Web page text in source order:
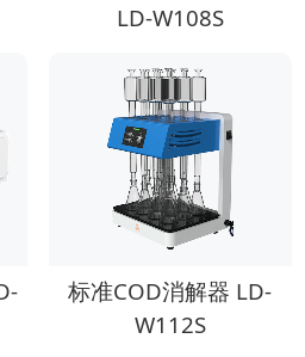
LD-W108S
标准COD消解器 LD-
W112S